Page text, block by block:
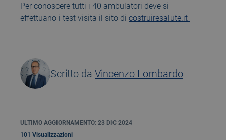
Per conoscere tutti i 40 ambulatori deve si
effettuano i test visita il sito di costruiresalute.it
Scritto da Vincenzo Lombardo
ULTIMO AGGIORNAMENTO: 23 DIC 2024
101 Visualizzazioni